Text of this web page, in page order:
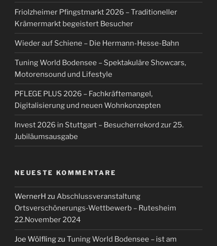
Friolzheimer Pfingstmarkt 2026 – Traditioneller
Krämermarkt begeistert Besucher
Wieder auf Schiene – Die Hermann-Hesse-Bahn
Tuning World Bodensee – Spektakuläre Showcars,
Motorensound und Lifestyle
PFLEGE PLUS 2026 – Fachkräftemangel,
Digitalisierung und neuen Wohnkonzepten
Invest 2026 in Stuttgart – Besucherrekord zur 25.
Jubiläumsausgabe
NEUESTE KOMMENTARE
WernerH zu Abschlussveranstaltung
Ortsverschönerungs-Wettbewerb – Rutesheim
22.November 2024
Joe Wölflingzu Tuning World Bodensee – ist am